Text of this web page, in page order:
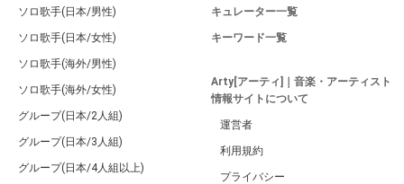
ソロ歌手(日本/男性)
ソロ歌手(日本/女性)
ソロ歌手(海外/男性)
ソロ歌手(海外/女性)
グループ(日本/2人組)
グループ(日本/3人組)
グループ(日本/4人組以上)
キュレーター一覧
キーワード一覧
Arty[アーティ]｜音楽・アーティスト
情報サイトについて
運営者
利用規約
プライバシー